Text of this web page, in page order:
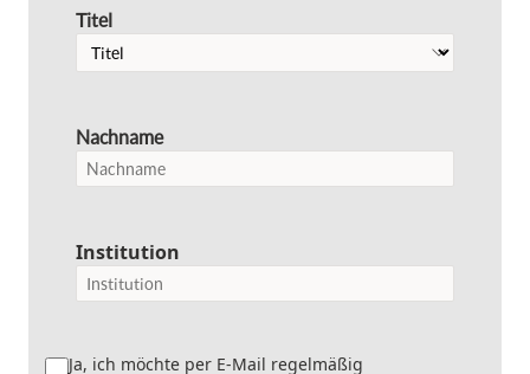
Titel
Nachname
Institution
Ja, ich möchte per E-Mail regelmäßig